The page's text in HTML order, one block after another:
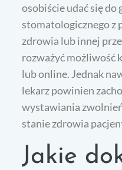
osobiście udać się do
stomatologicznego z
zdrowia lub innej
rozważyć możliwość
lub online. Jednak
lekarz powinien
wystawiania
stanie zdrowia
Jakie